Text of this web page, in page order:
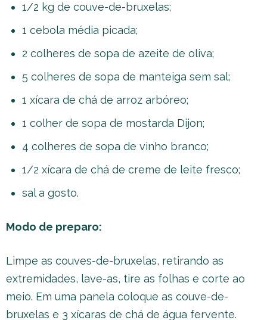
1/2 kg de couve-de-bruxelas;
1 cebola média picada;
2 colheres de sopa de azeite de oliva;
5 colheres de sopa de manteiga sem sal;
1 xícara de chá de arroz arbóreo;
1 colher de sopa de mostarda Dijon;
4 colheres de sopa de vinho branco;
1/2 xícara de chá de creme de leite fresco;
sal a gosto.
Modo de preparo:
Limpe as couves-de-bruxelas, retirando as
extremidades, lave-as, tire as folhas e corte ao
meio. Em uma panela coloque as couve-de-
bruxelas e 3 xícaras de chá de água fervente.